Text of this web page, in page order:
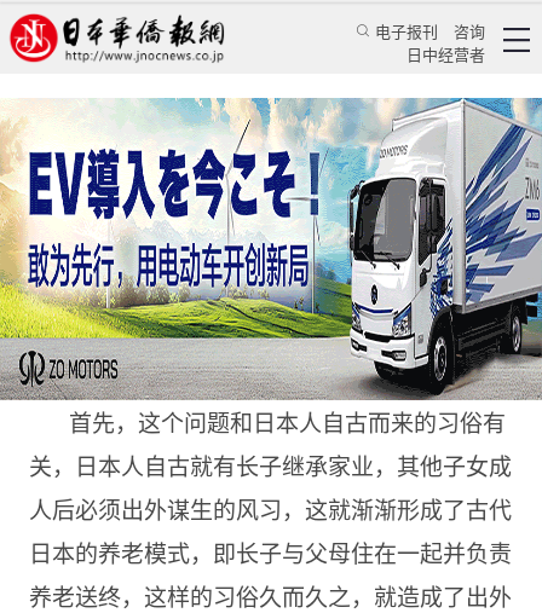
电子报刊
咨询
日中经营者
为什么日本人不指望养儿防老
万景路 专栏 坐景谈天★万景路
日本华侨报 2022/7/20 13:33:55
首先，这个问题和日本人自古而来的习俗有
关，日本人自古就有长子继承家业，其他子女成
人后必须出外谋生的风习，这就渐渐形成了古代
日本的养老模式，即长子与父母住在一起并负责
养老送终，这样的习俗久而久之，就造成了出外